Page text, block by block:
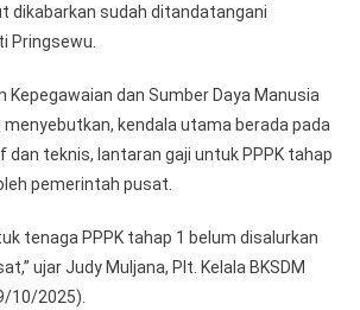
dikabarkan sudah ditandatangani
Pringsewu.
Kepegawaian dan Sumber Daya Manusia
menyebutkan, kendala utama berada pada
teknis, lantaran gaji untuk PPPK tahap
pemerintah pusat.
tenaga PPPK tahap 1 belum disalurkan
ujar Judy Muljana, Plt. Kelala BKSDM
10/2025).